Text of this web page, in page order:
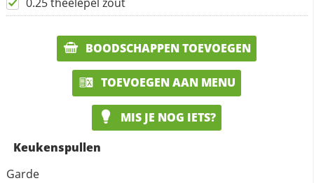
BOODSCHAPPEN TOEVOEGEN
TOEVOEGEN AAN MENU
MIS JE NOG IETS?
Keukenspullen
Garde